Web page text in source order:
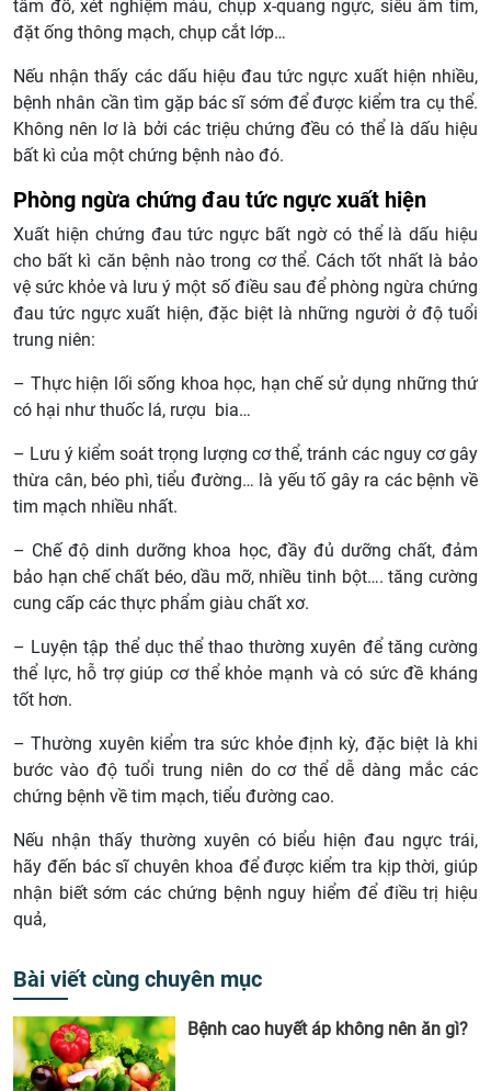
tâm đồ, xét nghiệm máu, chụp x-quang ngực, siêu âm tim,
đặt ống thông mạch, chụp cắt lớp…
Nếu nhận thấy các dấu hiệu đau tức ngực xuất hiện nhiều,
bệnh nhân cần tìm gặp bác sĩ sớm để được kiểm tra cụ thể.
Không nên lơ là bởi các triệu chứng đều có thể là dấu hiệu
bất kì của một chứng bệnh nào đó.
Phòng ngừa chứng đau tức ngực xuất hiện
Xuất hiện chứng đau tức ngực bất ngờ có thể là dấu hiệu
cho bất kì căn bệnh nào trong cơ thể. Cách tốt nhất là bảo
vệ sức khỏe và lưu ý một số điều sau để phòng ngừa chứng
đau tức ngực xuất hiện, đặc biệt là những người ở độ tuổi
trung niên:
– Thực hiện lối sống khoa học, hạn chế sử dụng những thứ
có hại như thuốc lá, rượu bia…
– Lưu ý kiểm soát trọng lượng cơ thể, tránh các nguy cơ gây
thừa cân, béo phì, tiểu đường… là yếu tố gây ra các bệnh về
tim mạch nhiều nhất.
– Chế độ dinh dưỡng khoa học, đầy đủ dưỡng chất, đảm
bảo hạn chế chất béo, dầu mỡ, nhiều tinh bột…. tăng cường
cung cấp các thực phẩm giàu chất xơ.
– Luyện tập thể dục thể thao thường xuyên để tăng cường
thể lực, hỗ trợ giúp cơ thể khỏe mạnh và có sức đề kháng
tốt hơn.
– Thường xuyên kiểm tra sức khỏe định kỳ, đặc biệt là khi
bước vào độ tuổi trung niên do cơ thể dễ dàng mắc các
chứng bệnh về tim mạch, tiểu đường cao.
Nếu nhận thấy thường xuyên có biểu hiện đau ngực trái,
hãy đến bác sĩ chuyên khoa để được kiểm tra kịp thời, giúp
nhận biết sớm các chứng bệnh nguy hiểm để điều trị hiệu
quả,
Bài viết cùng chuyên mục
Bệnh cao huyết áp không nên ăn gì?